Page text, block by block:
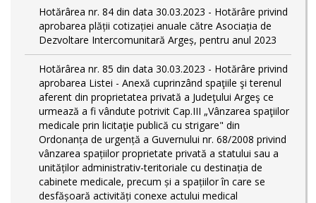
Hotărârea nr. 84 din data 30.03.2023 - Hotărâre privind
aprobarea plății cotizației anuale către Asociația de
Dezvoltare Intercomunitară Argeș, pentru anul 2023
Hotărârea nr. 85 din data 30.03.2023 - Hotărâre privind
aprobarea Listei - Anexă cuprinzând spaţiile şi terenul
aferent din proprietatea privată a Judeţului Argeş ce
urmează a fi vândute potrivit Cap.III „Vânzarea spaţiilor
medicale prin licitaţie publică cu strigare" din
Ordonanța de urgență a Guvernului nr. 68/2008 privind
vânzarea spațiilor proprietate privată a statului sau a
unităților administrativ-teritoriale cu destinația de
cabinete medicale, precum și a spațiilor în care se
desfășoară activități conexe actului medical